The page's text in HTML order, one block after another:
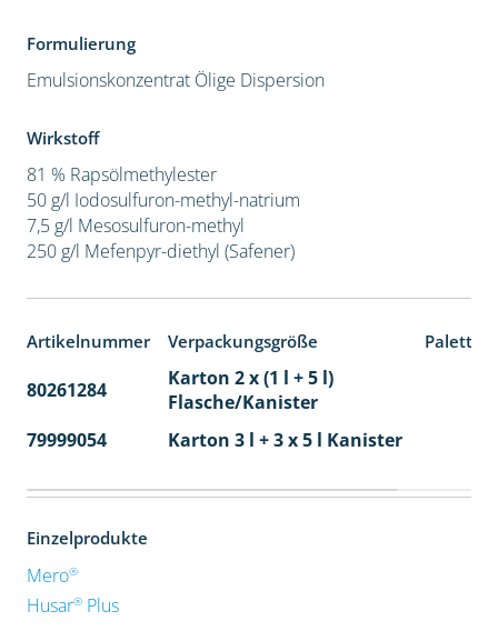
Formulierung
Emulsionskonzentrat Ölige Dispersion
Wirkstoff
81 % Rapsölmethylester
50 g/l Iodosulfuron-methyl-natrium
7,5 g/l Mesosulfuron-methyl
250 g/l Mefenpyr-diethyl (Safener)
Artikelnummer Verpackungsgröße
80261284
Karton 2 x (1 l + 5 l)
Flasche/Kanister
79999054 Karton 3 l + 3 x 5 l Kanister
Einzelprodukte
Mero®
Husar®Plus